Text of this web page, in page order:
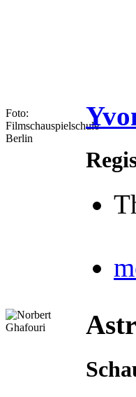
Foto:
Filmschauspielschule
Berlin